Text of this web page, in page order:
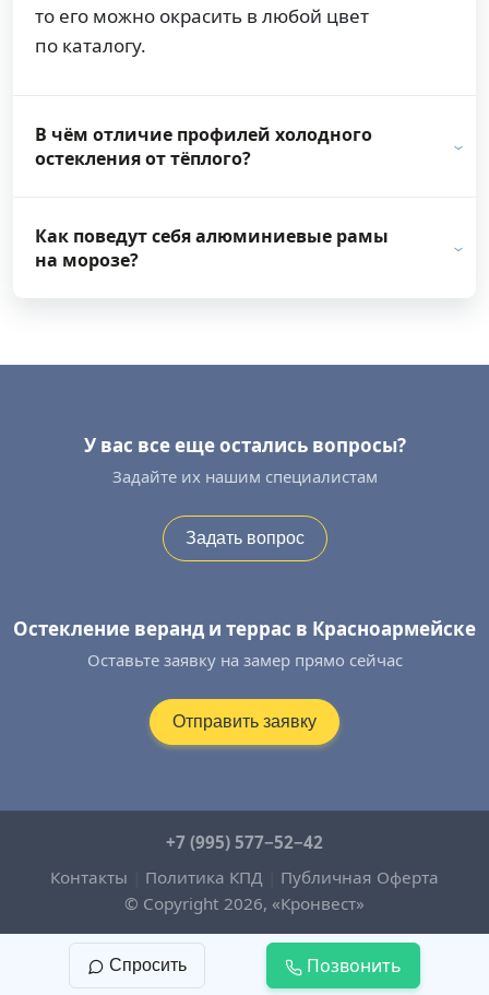
то его можно окрасить в любой цвет
по каталогу.
В чём отличие профилей холодного
остекления от тёплого?
Как поведут себя алюминиевые рамы
на морозе?
У вас все еще остались вопросы?
Задайте их нашим специалистам
Задать вопрос
Остекление веранд и террас в Красноармейске
Оставьте заявку на замер прямо сейчас
Отправить заявку
© Copyright 2026, «Кронвест»
+7 (995) 577−52−42
Контакты
Политика КПД Публичная Оферта
Спросить Позвонить